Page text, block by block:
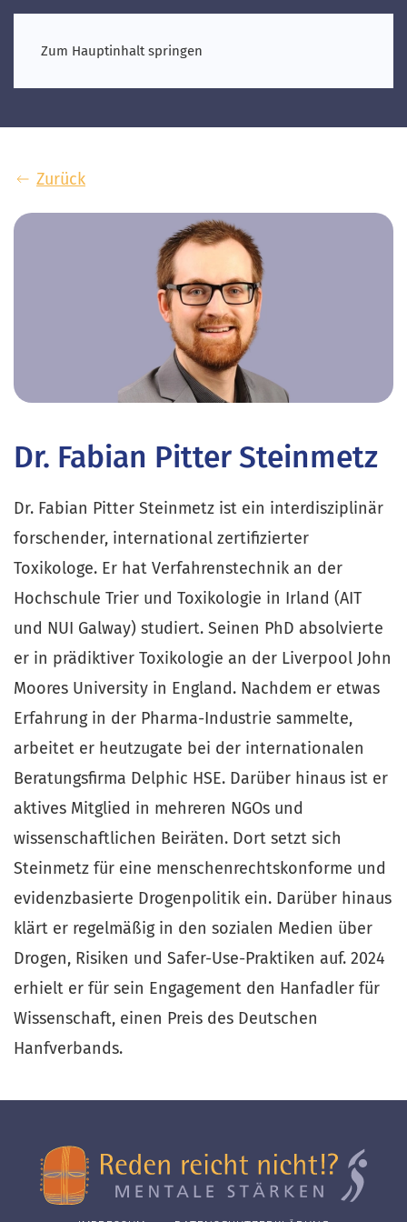
Zum Hauptinhalt springen
Zurück
Dr. Fabian Pitter Steinmetz
Dr. Fabian Pitter Steinmetz ist ein interdisziplinär
forschender, international zertifizierter
Toxikologe. Er hat Verfahrenstechnik an der
Hochschule Trier und Toxikologie in Irland (AIT
und NUI Galway) studiert. Seinen PhD absolvierte
er in prädiktiver Toxikologie an der Liverpool John
Moores University in England. Nachdem er etwas
Erfahrung in der Pharma-Industrie sammelte,
arbeitet er heutzugate bei der internationalen
Beratungsfirma Delphic HSE. Darüber hinaus ist er
aktives Mitglied in mehreren NGOs und
wissenschaftlichen Beiräten. Dort setzt sich
Steinmetz für eine menschenrechtskonforme und
evidenzbasierte Drogenpolitik ein. Darüber hinaus
klärt er regelmäßig in den sozialen Medien über
Drogen, Risiken und Safer-Use-Praktiken auf. 2024
erhielt er für sein Engagement den Hanfadler für
Wissenschaft, einen Preis des Deutschen
Hanfverbands.